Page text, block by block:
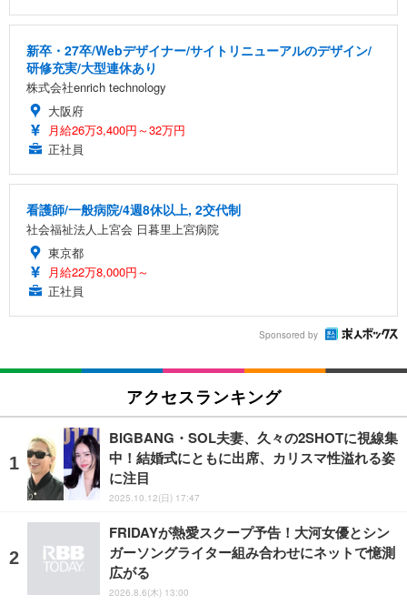
新卒・27卒/Webデザイナー/サイトリニューアルのデザイン/
研修充実/大型連休あり
株式会社enrich technology
大阪府
月給26万3,400円～32万円
正社員
看護師/一般病院/4週8休以上, 2交代制
社会福祉法人上宮会 日暮里上宮病院
東京都
月給22万8,000円～
正社員
Sponsored by
アクセスランキング
BIGBANG・SOL夫妻、久々の2SHOTに視線集
中！結婚式にともに出席、カリスマ性溢れる姿
に注目
2025.10.12(日) 17:47
FRIDAYが熱愛スクープ予告！大河女優とシン
ガーソングライター組み合わせにネットで憶測
広がる
2026.8.6(木) 13:00